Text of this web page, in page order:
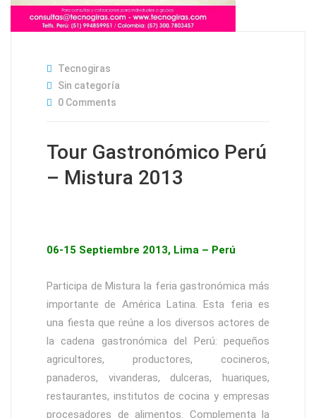
Tecnogiras
Sin categoría
0 Comments
Tour Gastronómico Perú
– Mistura 2013
06-15 Septiembre 2013, Lima – Perú
Participa de Mistura la feria gastronómica más
importante de América Latina. Esta feria es
una fiesta que reúne a los diversos actores de
la cadena gastronómica del Perú: pequeños
agricultores, productores, cocineros,
panaderos, vivanderas, dulceras, huariques,
restaurantes, institutos de cocina y empresas
procesadores de alimentos. Complementa la